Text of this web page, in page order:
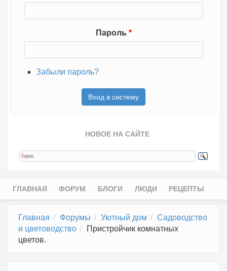
Пароль *
Забыли пароль?
НОВОЕ НА САЙТЕ
Главное меню
ГЛАВНАЯ ФОРУМ БЛОГИ ЛЮДИ РЕЦЕПТЫ
Главная Форумы Уютный дом
Садоводство
и цветоводство
Пристройчик комнатных
цветов.